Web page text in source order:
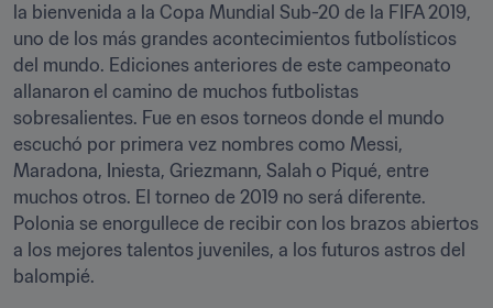
la bienvenida a la Copa Mundial Sub-20 de la FIFA 2019,
uno de los más grandes acontecimientos futbolísticos
del mundo. Ediciones anteriores de este campeonato
allanaron el camino de muchos futbolistas
sobresalientes. Fue en esos torneos donde el mundo
escuchó por primera vez nombres como Messi,
Maradona, Iniesta, Griezmann, Salah o Piqué, entre
muchos otros. El torneo de 2019 no será diferente.
Polonia se enorgullece de recibir con los brazos abiertos
a los mejores talentos juveniles, a los futuros astros del
balompié.